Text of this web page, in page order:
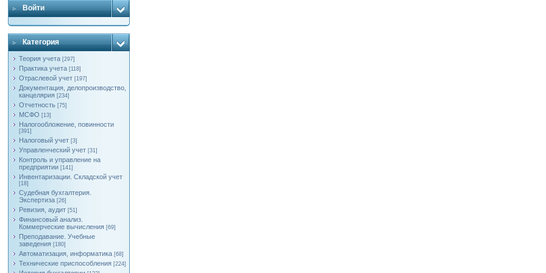
Войти
Категория
Теория учета [297]
Практика учета [118]
Отраслевой учет [197]
Документация, делопроизводство,
канцелярия [234]
Отчетность [75]
МСФО [13]
Налогообложение, повинности
[391]
Налоговый учет [3]
Управленческий учет [31]
Контроль и управление на
предприятии [141]
Инвентаризации. Складской учет
[18]
Судебная бухгалтерия.
Экспертиза [26]
Ревизия, аудит [51]
Финансовый анализ.
Коммерческие вычисления [69]
Преподавание. Учебные
заведения [180]
Автоматизация, информатика [68]
Технические приспособления [224]